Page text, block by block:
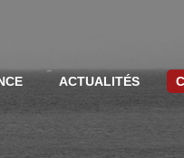
ACTUALITÉS